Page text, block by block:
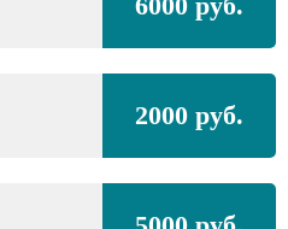
2000 руб.